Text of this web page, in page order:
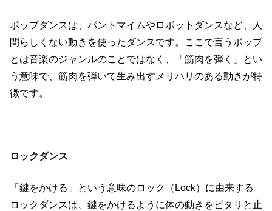
ポップダンスは、パントマイムやロボットダンスなど、人
間らしくない動きを使ったダンスです。ここで言うポップ
とは音楽のジャンルのことではなく、「筋肉を弾く」とい
う意味で、筋肉を弾いて生み出すメリハリのある動きが特
徴です。
ロックダンス
「鍵をかける」という意味のロック（ Lock）に由来する
ロックダンスは、鍵をかけるように体の動きをピタリと止